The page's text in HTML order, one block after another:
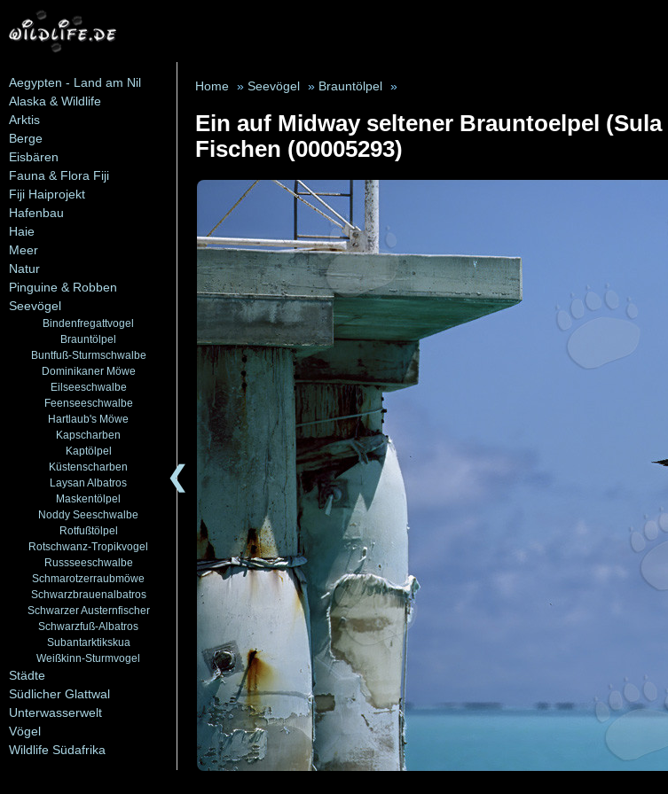
Aegypten - Land am Nil
Alaska & Wildlife
Arktis
Berge
Eisbären
Fauna & Flora Fiji
Fiji Haiprojekt
Hafenbau
Haie
Meer
Natur
Pinguine & Robben
Seevögel
Bindenfregattvogel
Brauntölpel
Buntfuß-Sturmschwalbe
Dominikaner Möwe
Eilseeschwalbe
Feenseeschwalbe
Hartlaub's Möwe
Kapscharben
Kaptölpel
Küstenscharben
Laysan Albatros
Maskentölpel
Noddy Seeschwalbe
Rotfußtölpel
Rotschwanz-Tropikvogel
Russseeschwalbe
Schmarotzerraubmöwe
Schwarzbrauenalbatros
Schwarzer Austernfischer
Schwarzfuß-Albatros
Subantarktikskua
Weißkinn-Sturmvogel
Städte
Südlicher Glattwal
Unterwasserwelt
Vögel
Wildlife Südafrika
Home » Seevögel » Brauntölpel »
Ein auf Midway seltener Brauntoelpel
Fischen (00005293)
❮